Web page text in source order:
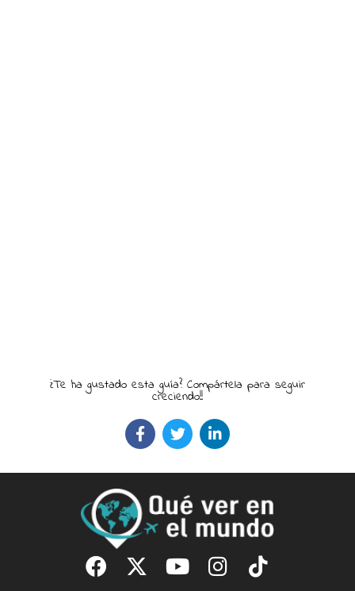
¿Te ha gustado esta guía? Compártela para seguir
creciendo!!